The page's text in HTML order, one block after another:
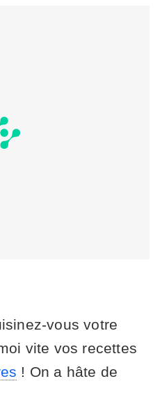
vous votre
vite vos recettes
! On a hâte de